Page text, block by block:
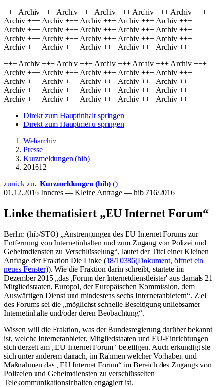
+++ Archiv +++ Archiv +++ Archiv +++ Archiv +++ Archiv +++
Archiv +++ Archiv +++ Archiv +++ Archiv +++ Archiv +++
Archiv +++ Archiv +++ Archiv +++ Archiv +++ Archiv +++
Archiv +++ Archiv +++ Archiv +++ Archiv +++ Archiv +++
Archiv +++ Archiv +++ Archiv +++ Archiv +++ Archiv +++
+++ Archiv +++ Archiv +++ Archiv +++ Archiv +++ Archiv +++
Archiv +++ Archiv +++ Archiv +++ Archiv +++ Archiv +++
Archiv +++ Archiv +++ Archiv +++ Archiv +++ Archiv +++
Archiv +++ Archiv +++ Archiv +++ Archiv +++ Archiv +++
Archiv +++ Archiv +++ Archiv +++ Archiv +++ Archiv +++
Direkt zum Hauptinhalt springen
Direkt zum Hauptmenü springen
Webarchiv
Presse
Kurzmeldungen (hib)
201612
zurück zu: Kurzmeldungen (hib) ()
01.12.2016 Inneres — Kleine Anfrage — hib 716/2016
Linke thematisiert „EU Internet Forum“
Berlin: (hib/STO) „Anstrengungen des EU Internet Forums zur
Entfernung von Internetinhalten und zum Zugang von Polizei und
Geheimdiensten zu Verschlüsselung“, lautet der Titel einer Kleinen
Anfrage der Fraktion Die Linke (18/10386(Dokument, öffnet ein
neues Fenster)). Wie die Fraktion darin schreibt, startete im
Dezember 2015 „das ,Forum der Internetdienstleister' aus damals 21
Mitgliedstaaten, Europol, der Europäischen Kommission, dem
Auswärtigen Dienst und mindestens sechs Internetanbietern“. Ziel
des Forums sei die „möglichst schnelle Beseitigung unliebsamer
Internetinhalte und/oder deren Beobachtung“.
Wissen will die Fraktion, was der Bundesregierung darüber bekannt
ist, welche Internetanbieter, Mitgliedstaaten und EU-Einrichtungen
sich derzeit am „EU Internet Forum“ beteiligen. Auch erkundigt sie
sich unter anderem danach, im Rahmen welcher Vorhaben und
Maßnahmen das „EU Internet Forum“ im Bereich des Zugangs von
Polizeien und Geheimdiensten zu verschlüsselten
Telekommunikationsinhalten engagiert ist.